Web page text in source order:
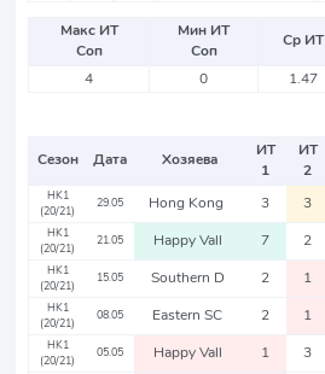
Макс ИТ
Соп
Мин ИТ
Соп
Ср ИТ
4
0 1.47
Сезон Дата Хозяева
ИТ
1
ИТ
2
HK1
(20/21)
29.05 Hong Kong 3 3
HK1
(20/21)
21.05 Happy Vall 7 2
HK1
(20/21)
15.05 Southern D 2 1
HK1
(20/21)
08.05 Eastern SC 2 1
HK1
(20/21)
05.05 Happy Vall 1 3